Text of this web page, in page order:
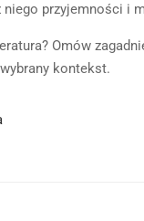
przyjemności i
Omów
kontekst.